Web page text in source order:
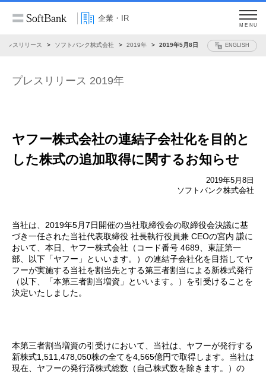
企業・IR
MENU
プレスリリース ソフトバンク株式会社 2019年 2019年5月8日 ENGLISH
プレスリリース 2019年
ヤフー株式会社の連結子会社化を目的と
した株式の追加取得に関するお知らせ
2019年5月8日
ソフトバンク株式会社
当社は、2019年5月7日開催の当社取締役会の取締役会決議に基
づき一任された当社代表取締役 社長執行役員兼 CEOの宮内 謙に
おいて、本日、ヤフー株式会社（コード番号 4689、東証第一
部、以下「ヤフー」といいます。）の連結子会社化を目指してヤ
フーが実施する当社を割当先とする第三者割当による新株式発行
（以下、「本第三者割当増資」といいます。）を引受けることを
決定いたしました。
本第三者割当増資の引受けにおいて、当社は、ヤフーが発行する
新株式1,511,478,050株の全てを4,565億円で取得します。当社は
現在、ヤフーの発行済株式総数（自己株式数を除きます。）の